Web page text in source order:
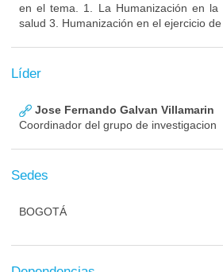
en el tema. 1. La Humanización en
salud 3. Humanización en el ejercicio
Líder
Jose Fernando Galvan Villamarin
Coordinador del grupo de investigacion
Sedes
BOGOTÁ